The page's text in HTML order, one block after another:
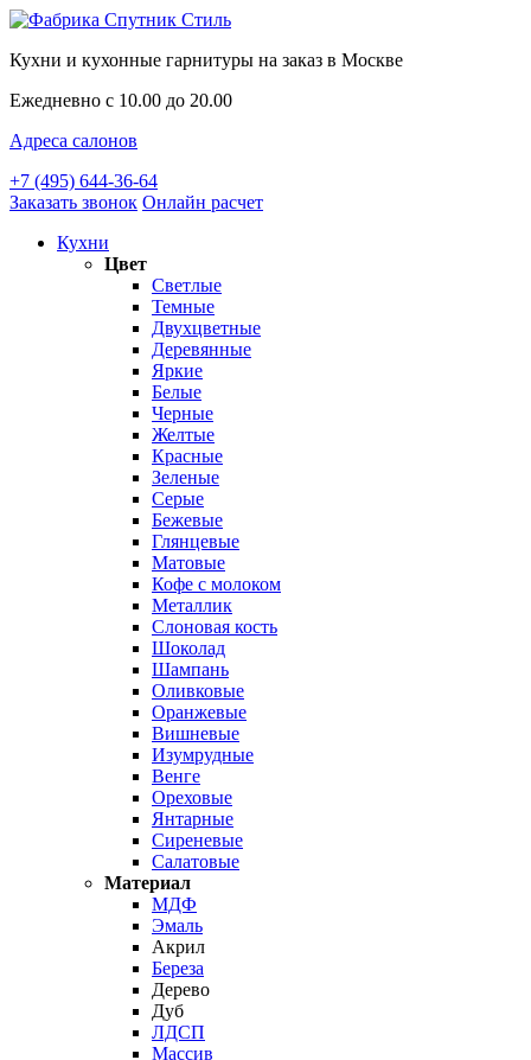
Кухни и кухонные гарнитуры на заказ в Москве
Ежедневно с 10.00 до 20.00
Адреса салонов
+7 (495) 644-36-64
Заказать звонок Онлайн расчет
Кухни
Цвет
Светлые
Темные
Двухцветные
Деревянные
Яркие
Белые
Черные
Желтые
Красные
Зеленые
Серые
Бежевые
Глянцевые
Матовые
Кофе с молоком
Металлик
Слоновая кость
Шоколад
Шампань
Оливковые
Оранжевые
Вишневые
Изумрудные
Венге
Ореховые
Янтарные
Сиреневые
Салатовые
Материал
МДФ
Эмаль
Акрил
Береза
Дерево
Дуб
ЛДСП
Массив